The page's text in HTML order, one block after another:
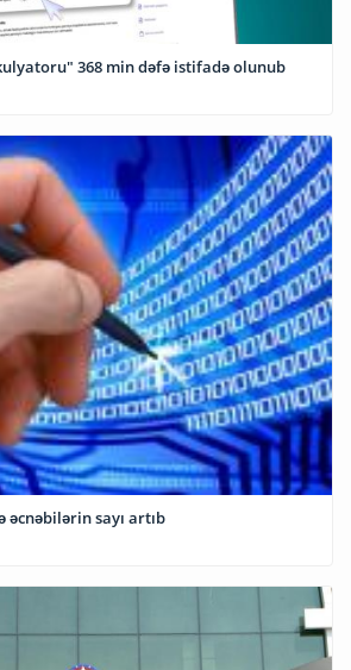
368 min dəfə istifadə olunub
əcnəbilərin sayı artıb